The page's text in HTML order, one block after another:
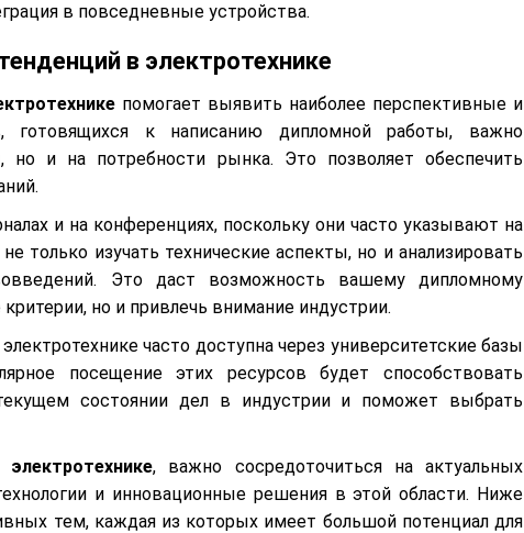
в повседневные устройства.
в электротехнике
помогает выявить наиболее перспективные и
готовящихся к написанию дипломной работы, важно
но и на потребности рынка. Это позволяет обеспечить
и на конференциях, поскольку они часто указывают на
только изучать технические аспекты, но и анализировать
Это даст возможность вашему дипломному
но и привлечь внимание индустрии.
часто доступна через университетские базы
посещение этих ресурсов будет способствовать
состоянии дел в индустрии и поможет выбрать
электротехнике, важно сосредоточиться на актуальных
и инновационные решения в этой области. Ниже
тем, каждая из которых имеет большой потенциал для